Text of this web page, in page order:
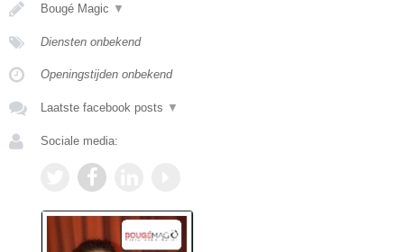
Bougé Magic ▼
Diensten onbekend
Openingstijden onbekend
Laatste facebook posts ▼
Sociale media: